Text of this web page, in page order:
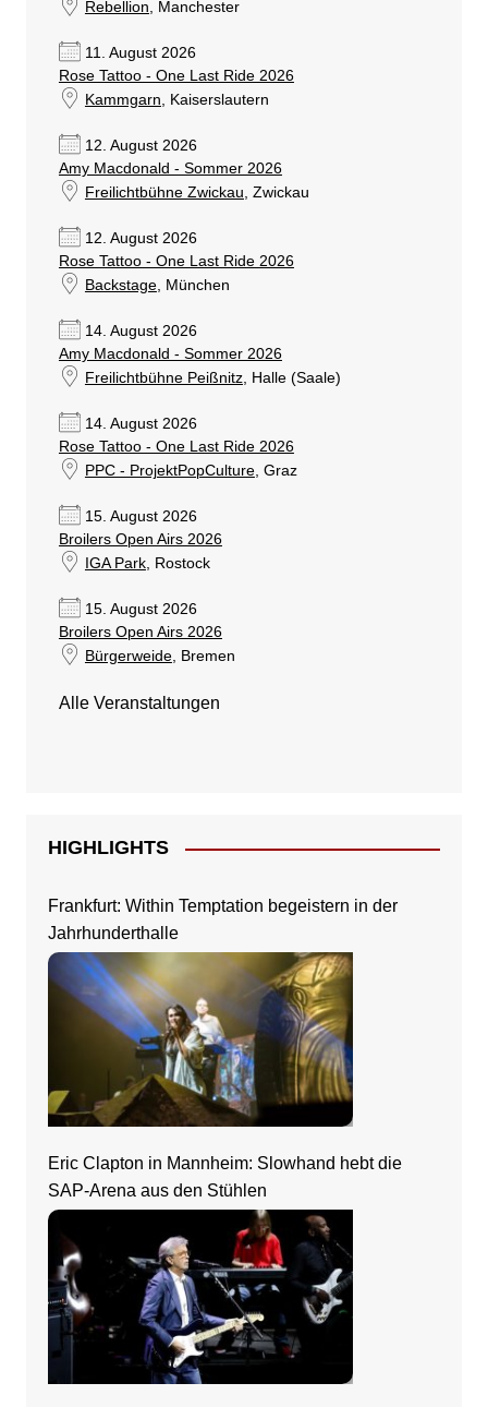
Rebellion, Manchester
11. August 2026
Rose Tattoo - One Last Ride 2026
Kammgarn, Kaiserslautern
12. August 2026
Amy Macdonald - Sommer 2026
Freilichtbühne Zwickau, Zwickau
12. August 2026
Rose Tattoo - One Last Ride 2026
Backstage, München
14. August 2026
Amy Macdonald - Sommer 2026
Freilichtbühne Peißnitz, Halle (Saale)
14. August 2026
Rose Tattoo - One Last Ride 2026
PPC - ProjektPopCulture, Graz
15. August 2026
Broilers Open Airs 2026
IGA Park, Rostock
15. August 2026
Broilers Open Airs 2026
Bürgerweide, Bremen
Alle Veranstaltungen
HIGHLIGHTS
Frankfurt: Within Temptation begeistern in der
Jahrhunderthalle
Eric Clapton in Mannheim: Slowhand hebt die
SAP-Arena aus den Stühlen